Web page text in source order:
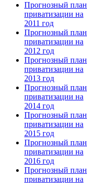
Прогнозный план
приватизации на
2011 год
Прогнозный план
приватизации на
2012 год
Прогнозный план
приватизации на
2013 год
Прогнозный план
приватизации на
2014 год
Прогнозный план
приватизации на
2015 год
Прогнозный план
приватизации на
2016 год
Прогнозный план
приватизации на